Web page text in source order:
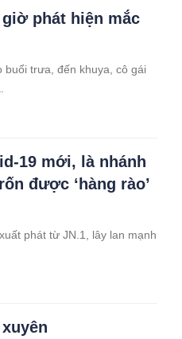
phát hiện mắc
buổi trưa, đến khuya, cô gái
19 mới, là nhánh
được ‘hàng rào’
phát từ JN.1, lây lan mạnh